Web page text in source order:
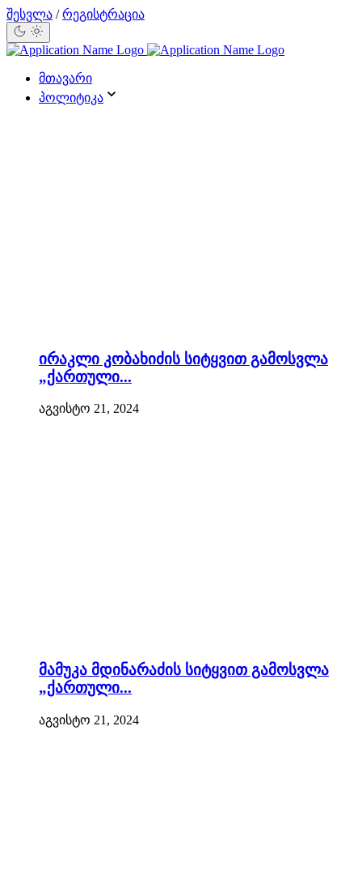
შესვლა / რეგისტრაცია
მთავარი
პოლიტიკა
ირაკლი კობახიძის სიტყვით გამოსვლა
„ქართული...
აგვისტო 21, 2024
მამუკა მდინარაძის სიტყვით გამოსვლა
„ქართული...
აგვისტო 21, 2024